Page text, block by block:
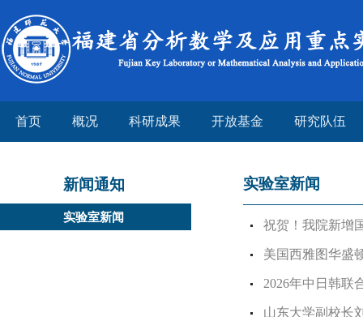
首页 概况 科研成果 开放基金 研究队伍
新闻通知
实验室新闻
实验室新闻
祝贺！我院新增
美国西雅图华盛
2026年中日韩联
山东大学副校长